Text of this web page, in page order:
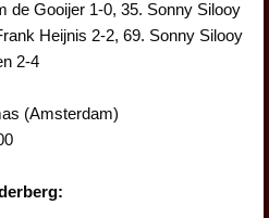
de Gooijer 1-0, 35. Sonny Silooy
Heijnis 2-2, 69. Sonny Silooy
2-4
(Amsterdam)